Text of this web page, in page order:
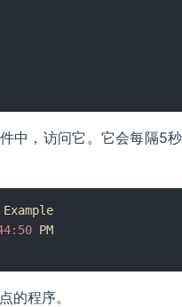
中，访问它。它会每隔5
Example
: 50 PM
的程序。